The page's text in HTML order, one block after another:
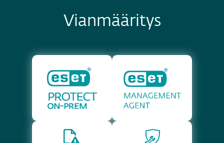
Vianmääritys